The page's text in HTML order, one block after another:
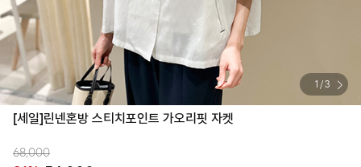
/ 3
[세일]린넨혼방 스티치포인트 가오리핏 자켓
68,000